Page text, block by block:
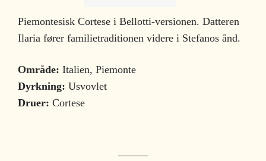
Piemontesisk Cortese i Bellotti-versionen. Datteren
Ilaria fører familietraditionen videre i Stefanos ånd.
Område: Italien, Piemonte
Dyrkning: Usvovlet
Druer: Cortese